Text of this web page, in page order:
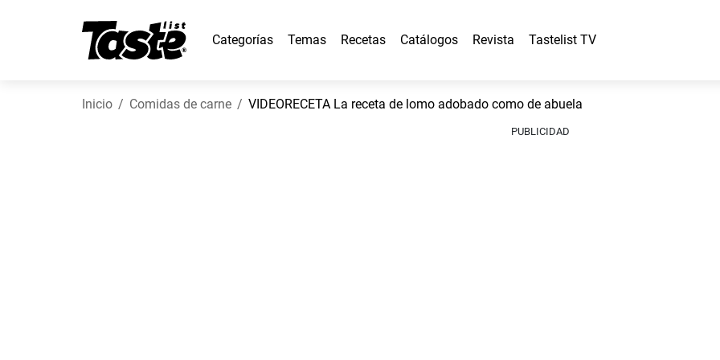
Categorías Temas Recetas Catálogos Revista Tastelist TV
Inicio Comidas de carne VIDEORECETA La receta de lomo adobado como de abuela
PUBLICIDAD